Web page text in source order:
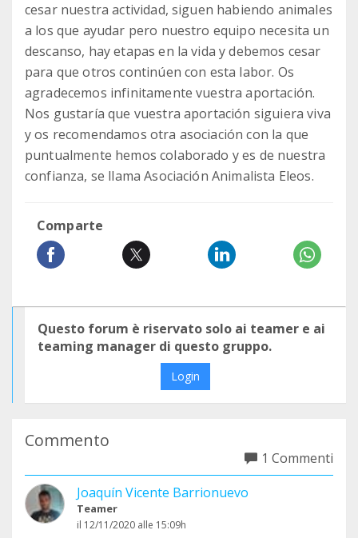
cesar nuestra actividad, siguen habiendo animales
a los que ayudar pero nuestro equipo necesita un
descanso, hay etapas en la vida y debemos cesar
para que otros continúen con esta labor. Os
agradecemos infinitamente vuestra aportación.
Nos gustaría que vuestra aportación siguiera viva
y os recomendamos otra asociación con la que
puntualmente hemos colaborado y es de nuestra
confianza, se llama Asociación Animalista Eleos.
Comparte
Questo forum è riservato solo ai teamer e ai
teaming manager di questo gruppo.
Login
Commento
1 Commenti
Joaquín Vicente Barrionuevo
Teamer
il 12/11/2020 alle 15:09h